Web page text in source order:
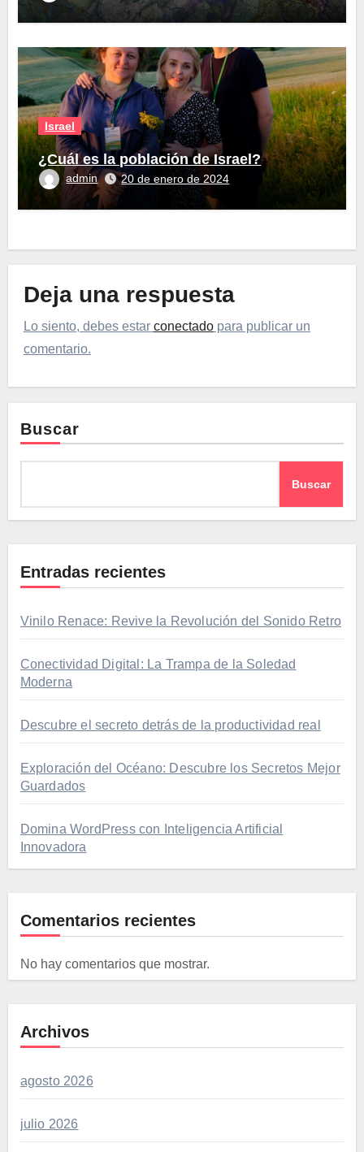
Israel
¿Cuál es la población de Israel?
admin 20 de enero de 2024
Deja una respuesta
Lo siento, debes estar conectadopara publicar un
comentario.
Buscar
Buscar
Entradas recientes
Vinilo Renace: Revive la Revolución del Sonido Retro
Conectividad Digital: La Trampa de la Soledad
Moderna
Descubre el secreto detrás de la productividad real
Exploración del Océano: Descubre los Secretos Mejor
Guardados
Domina WordPress con Inteligencia Artificial
Innovadora
Comentarios recientes
No hay comentarios que mostrar.
Archivos
agosto 2026
julio 2026